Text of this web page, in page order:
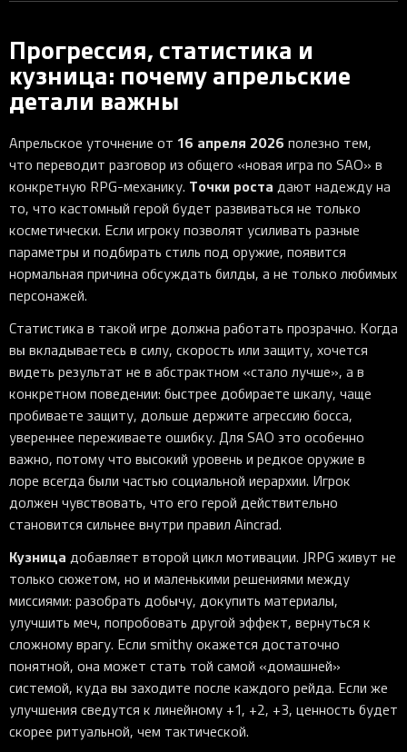
Прогрессия, статистика и
кузница: почему апрельские
детали важны
Апрельское уточнение от 16 апреля 2026 полезно тем,
что переводит разговор из общего «новая игра по SAO» в
конкретную RPG-механику. Точки роста дают надежду на
то, что кастомный герой будет развиваться не только
косметически. Если игроку позволят усиливать разные
параметры и подбирать стиль под оружие, появится
нормальная причина обсуждать билды, а не только любимых
персонажей.
Статистика в такой игре должна работать прозрачно. Когда
вы вкладываетесь в силу, скорость или защиту, хочется
видеть результат не в абстрактном «стало лучше», а в
конкретном поведении: быстрее добираете шкалу, чаще
пробиваете защиту, дольше держите агрессию босса,
увереннее переживаете ошибку. Для SAO это особенно
важно, потому что высокий уровень и редкое оружие в
лоре всегда были частью социальной иерархии. Игрок
должен чувствовать, что его герой действительно
становится сильнее внутри правил Aincrad.
Кузница добавляет второй цикл мотивации. JRPG живут не
только сюжетом, но и маленькими решениями между
миссиями: разобрать добычу, докупить материалы,
улучшить меч, попробовать другой эффект, вернуться к
сложному врагу. Если smithy окажется достаточно
понятной, она может стать той самой «домашней»
системой, куда вы заходите после каждого рейда. Если же
улучшения сведутся к линейному +1, +2, +3, ценность будет
скорее ритуальной, чем тактической.